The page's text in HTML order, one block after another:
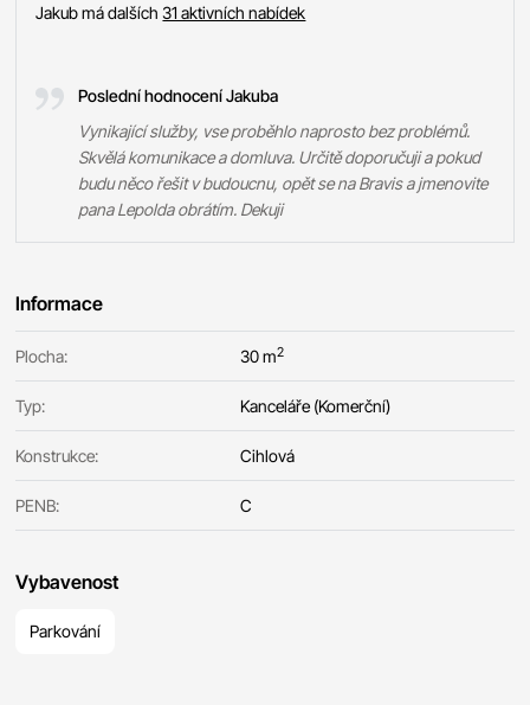
Jakub má dalších31 aktivních nabídek
Poslední hodnocení Jakuba
Vynikající služby, vse proběhlo naprosto bez problémů.
Skvělá komunikace a domluva. Určitě doporučuji a pokud
budu něco řešit v budoucnu, opět se na Bravis a jmenovite
pana Lepolda obrátím. Dekuji
Informace
Plocha: 30 m2
Typ: Kanceláře (Komerční)
Konstrukce: Cihlová
PENB: C
Vybavenost
Parkování